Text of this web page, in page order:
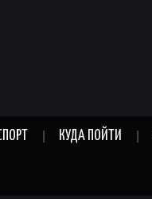
КУДА ПОЙТИ